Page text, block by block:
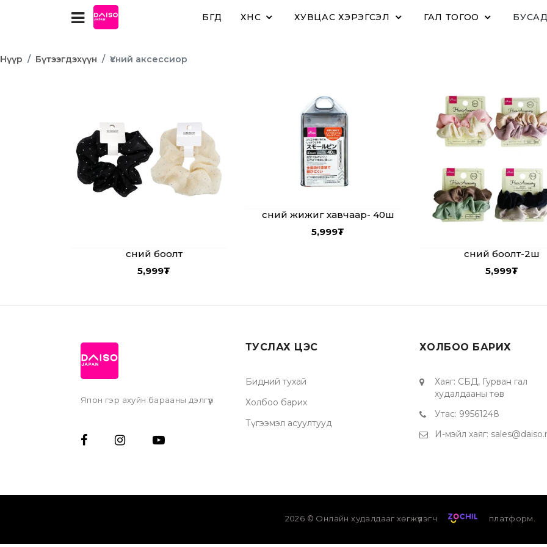
БҮГД ХҮНС ХУВЦАС ХЭРЭГСЭЛ ГАЛ ТОГОО
Нүүр Бүтээгдэхүүн Үсний аксессиор
Үсний боолт
5,999₮
Үсний жижиг хавчаар- 40ш
5,999₮
Үсний боолт-2ш
5,999₮
Япон гэр ахуйн барааны дэлгүүр
ТУСЛАХ ЦЭС
Бидний тухай
Холбоо барих
Түгээмэл асуултууд
ХОЛБОО БАРИХ
Хаяг: СБД, Гурван гал
худалдааны төв
Утас: 99561248
И-мэйл хаяг:
2026 © Онлайн худалдааг хөгжүүлэгч платформ.